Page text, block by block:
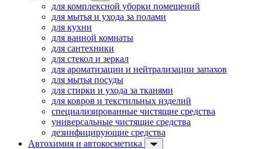
для комплексной уборки помещений
для мытья и ухода за полами
для кухни
для ванной комнаты
для сантехники
для стекол и зеркал
для ароматизации и нейтрализации запахов
для мытья посуды
для стирки и ухода за тканями
для ковров и текстильных изделий
специализированные чистящие средства
универсальные чистящие средства
дезинфицирующие средства
Автохимия и автокосметика